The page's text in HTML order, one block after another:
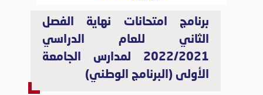
برنامج امتحانات نهاية الفصل
الثاني للعام الدراسي
2022/2021 لمدارس الجامعة
الأولى (البرنامج الوطني)